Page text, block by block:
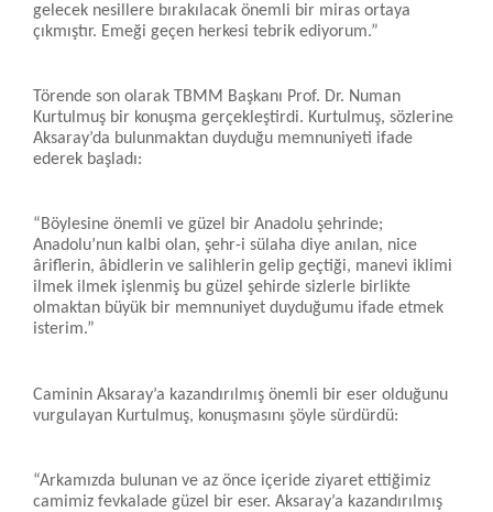
gelecek nesillere bırakılacak önemli bir miras ortaya
çıkmıştır. Emeği geçen herkesi tebrik ediyorum.”
Törende son olarak TBMM Başkanı Prof. Dr. Numan
Kurtulmuş bir konuşma gerçekleştirdi. Kurtulmuş, sözlerine
Aksaray’da bulunmaktan duyduğu memnuniyeti ifade
ederek başladı:
“Böylesine önemli ve güzel bir Anadolu şehrinde;
Anadolu’nun kalbi olan, şehr-i sülaha diye anılan, nice
âriflerin, âbidlerin ve salihlerin gelip geçtiği, manevi iklimi
ilmek ilmek işlenmiş bu güzel şehirde sizlerle birlikte
olmaktan büyük bir memnuniyet duyduğumu ifade etmek
isterim.”
Caminin Aksaray’a kazandırılmış önemli bir eser olduğunu
vurgulayan Kurtulmuş, konuşmasını şöyle sürdürdü:
“Arkamızda bulunan ve az önce içeride ziyaret ettiğimiz
camimiz fevkalade güzel bir eser. Aksaray’a kazandırılmış